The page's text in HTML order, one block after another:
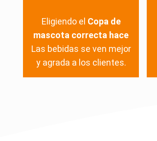
Eligiendo el Copa de
mascota correcta hace
Las bebidas se ven mejor
y agrada a los clientes.